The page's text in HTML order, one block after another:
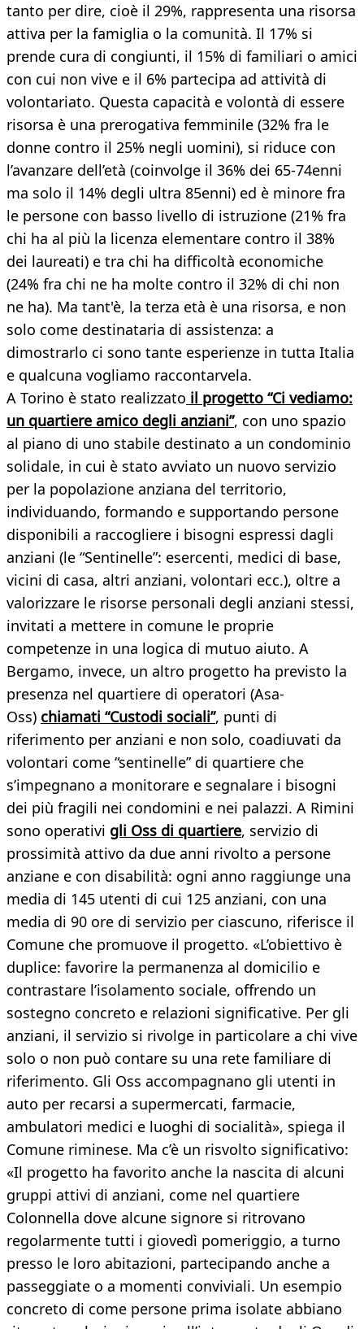
tanto per dire, cioè il 29%, rappresenta una risorsa
attiva per la famiglia o la comunità. Il 17% si
prende cura di congiunti, il 15% di familiari o amici
con cui non vive e il 6% partecipa ad attività di
volontariato. Questa capacità e volontà di essere
risorsa è una prerogativa femminile (32% fra le
donne contro il 25% negli uomini), si riduce con
l’avanzare dell’età (coinvolge il 36% dei 65-74enni
ma solo il 14% degli ultra 85enni) ed è minore fra
le persone con basso livello di istruzione (21% fra
chi ha al più la licenza elementare contro il 38%
dei laureati) e tra chi ha difficoltà economiche
(24% fra chi ne ha molte contro il 32% di chi non
ne ha). Ma tant'è, la terza età è una risorsa, e non
solo come destinataria di assistenza: a
dimostrarlo ci sono tante esperienze in tutta Italia
e qualcuna vogliamo raccontarvela.
A Torino è stato realizzato il progetto “Ci vediamo:
un quartiere amico degli anziani”, con uno spazio
al piano di uno stabile destinato a un condominio
solidale, in cui è stato avviato un nuovo servizio
per la popolazione anziana del territorio,
individuando, formando e supportando persone
disponibili a raccogliere i bisogni espressi dagli
anziani (le “Sentinelle”: esercenti, medici di base,
vicini di casa, altri anziani, volontari ecc.), oltre a
valorizzare le risorse personali degli anziani stessi,
invitati a mettere in comune le proprie
competenze in una logica di mutuo aiuto. A
Bergamo, invece, un altro progetto ha previsto la
presenza nel quartiere di operatori (Asa-
Oss) chiamati “Custodi sociali”, punti di
riferimento per anziani e non solo, coadiuvati da
volontari come “sentinelle” di quartiere che
s’impegnano a monitorare e segnalare i bisogni
dei più fragili nei condomini e nei palazzi. A Rimini
sono operativi gli Oss di quartiere, servizio di
prossimità attivo da due anni rivolto a persone
anziane e con disabilità: ogni anno raggiunge una
media di 145 utenti di cui 125 anziani, con una
media di 90 ore di servizio per ciascuno, riferisce il
Comune che promuove il progetto. «L’obiettivo è
duplice: favorire la permanenza al domicilio e
contrastare l’isolamento sociale, offrendo un
sostegno concreto e relazioni significative. Per gli
anziani, il servizio si rivolge in particolare a chi vive
solo o non può contare su una rete familiare di
riferimento. Gli Oss accompagnano gli utenti in
auto per recarsi a supermercati, farmacie,
ambulatori medici e luoghi di socialità», spiega il
Comune riminese. Ma c’è un risvolto significativo:
«Il progetto ha favorito anche la nascita di alcuni
gruppi attivi di anziani, come nel quartiere
Colonnella dove alcune signore si ritrovano
regolarmente tutti i giovedì pomeriggio, a turno
presso le loro abitazioni, partecipando anche a
passeggiate o a momenti conviviali. Un esempio
concreto di come persone prima isolate abbiano